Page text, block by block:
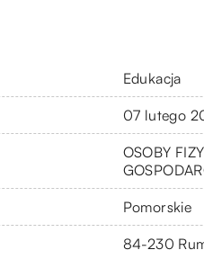
Edukacja
07 lutego
OSOBY
Pomorskie
84-230